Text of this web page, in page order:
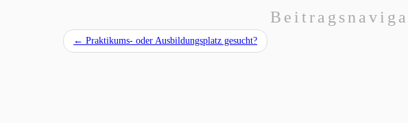
← Praktikums- oder Ausbildungsplatz gesucht?